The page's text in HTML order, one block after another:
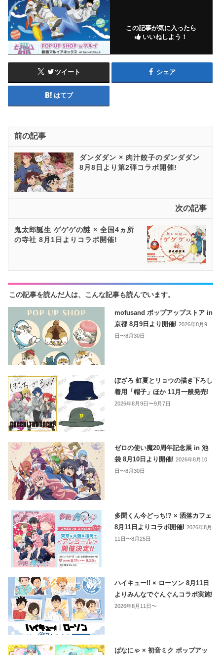
この記事が気に入ったら
いいねしよう！
ツイート シェア
はてブ
前の記事
ダンダダン × 肉汁餃子のダンダダン
8月8日より第2弾コラボ開催!
次の記事
鬼太郎誕生 ゲゲゲの謎 × 全国4ヵ所
の寺社 8月1日よりコラボ開催!
この記事を読んだ人は、こんな記事も読んでいます。
mofusand ポップアップストア in
京都 8月9日より開催!2026年8月9
日〜8月30日
ぼざろ 虹夏とリョウの描き下ろし
着用「帽子」ほか 11月一般発売!
2026年8月9日〜9月7日
ゼロの使い魔20周年記念展 in 池
袋 8月10日より開催!2026年8月10
日〜8月30日
多聞くん今どっち!? × 洒落カフェ
8月11日よりコラボ開催!2026年8月
11日〜8月25日
ハイキュー!! × ローソン 8月11日
よりみんなでぐんぐんコラボ実施!
2026年8月11日〜
ばなにゃ × 初音ミク ポップアッ